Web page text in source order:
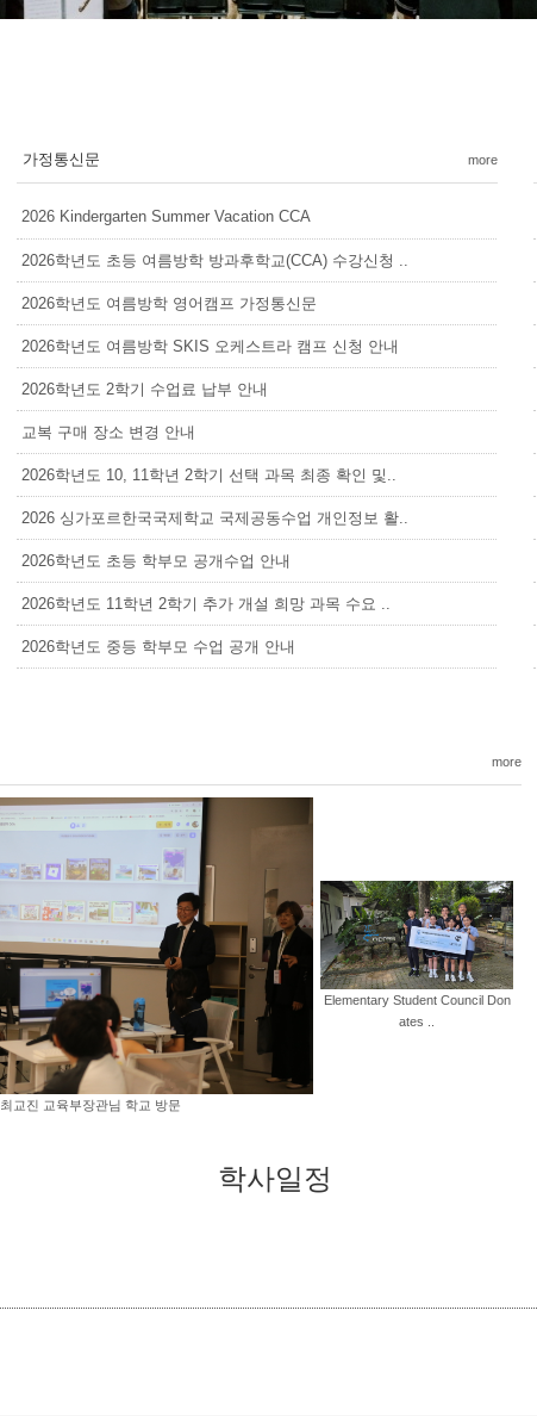
가정통신문 more
2026 Kindergarten Summer Vacation CCA
2026학년도 초등 여름방학 방과후학교(CCA) 수강신청 ..
2026학년도 여름방학 영어캠프 가정통신문
2026학년도 여름방학 SKIS 오케스트라 캠프 신청 안내
2026학년도 2학기 수업료 납부 안내
교복 구매 장소 변경 안내
2026학년도 10, 11학년 2학기 선택 과목 최종 확인 및..
2026 싱가포르한국국제학교 국제공동수업 개인정보 활..
2026학년도 초등 학부모 공개수업 안내
2026학년도 11학년 2학기 추가 개설 희망 과목 수요 ..
2026학년도 중등 학부모 수업 공개 안내
more
최교진 교육부장관님 학교 방문
Elementary Student Council Don
ates ..
학사일정